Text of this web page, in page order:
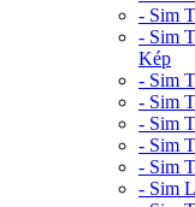
- Sim
- Sim
Kép
- Sim
- Sim
- Sim
- Sim
- Sim
- Sim